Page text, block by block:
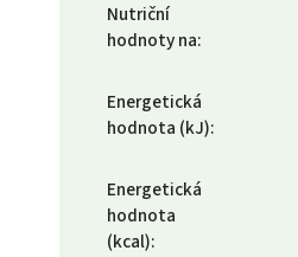
Nutriční
hodnoty na:
Energetická
hodnota (kJ):
Energetická
hodnota
(kcal):